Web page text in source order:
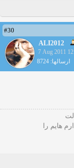
#30
ALI2012
7 Aug 2011
ارسالها: 8724
هایم را